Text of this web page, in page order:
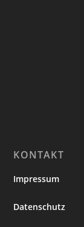
KONTAKT
Impressum
Datenschutz